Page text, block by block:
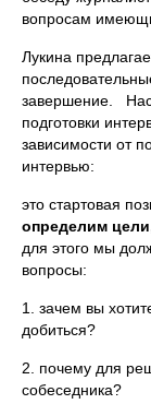
вопросам
Лукина
завершение. Нас
подготовки
зависимости от
интервью:
это стартовая
определим
для этого мы
вопросы:
1. зачем вы
добиться?
2. почему для
собеседника?